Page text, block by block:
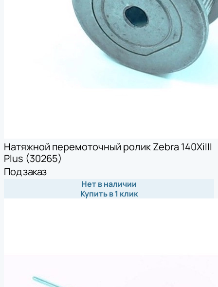
Натяжной перемоточный ролик Zebra 140XiIII
Plus (30265)
Под заказ
Нет в наличии
Купить в 1 клик